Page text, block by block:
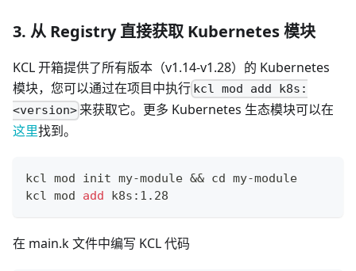
3. 从 Registry 直接获取 Kubernetes 模块
KCL 开箱提供了所有版本（v1.14-v1.28）的 Kubernetes
模块，您可以通过在项目中执行 kcl mod add k8s:
<version> 来获取它。更多 Kubernetes 生态模块可以在
这里找到。
kcl mod init my-module && cd
my-module
kcl mod add k8s:1.28
在 main.k 文件中编写 KCL 代码